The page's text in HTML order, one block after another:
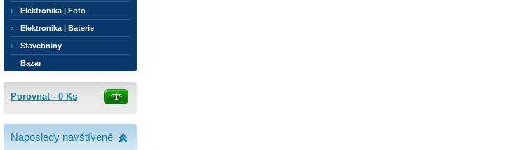
Elektronika | Foto
Elektronika | Baterie
Stavebniny
Bazar
Porovnat - 0 Ks
Naposledy navštívené